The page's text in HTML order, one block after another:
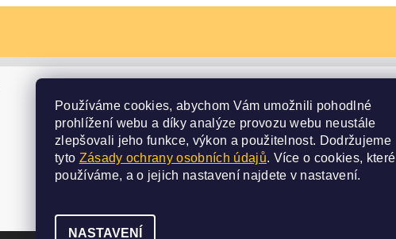
Používáme cookies, abychom Vám umožnili pohodlné
prohlížení webu a díky analýze provozu webu neustále
zlepšovali jeho funkce, výkon a použitelnost. Dodržujeme
tyto Zásady ochrany osobních údajů. Více o cookies, které
používáme, a o jejich nastavení najdete v nastavení.
NASTAVENÍ